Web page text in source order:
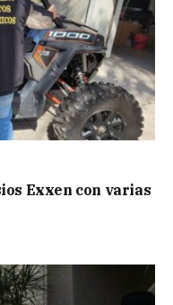
Exxen con varias